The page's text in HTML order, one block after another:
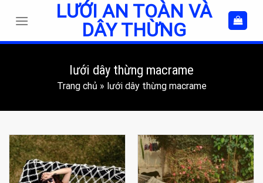
LƯỚI AN TOÀN VÀ
DÂY THỪNG
lưới dây thừng macrame
Trang chủ » lưới dây thừng macrame